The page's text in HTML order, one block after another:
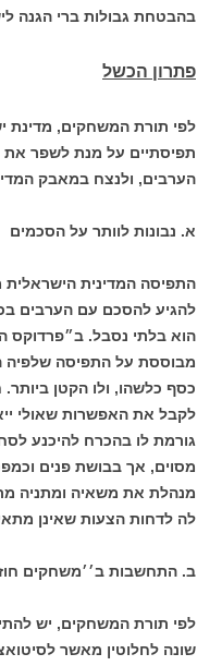
בהבטחת גבולות ברי הגנה
פתרון הכשל
לפי תורת המשחקים, מדינת
תפיסתיים על מנת לשפר
הערבים, ולנצח במאבק
א. נבונות לוותר על הסכמים
התפיסה המדינית
להגיע להסכם עם הערבים
הוא בלתי נסבל. ב״פרדוקס
מבוססת על התפיסה
כסף כלשהו, ולו הקטן
לקבל את האפשרות שאולי
גורמת לו בהכרח להיכנע
מסוים, אך בבושת פנים
מנהלת את משאיה ומתניה
לה לדחות הצעות שאינן
ב. התחשבות ב׳׳משחקים
לפי תורת המשחקים, יש
שונה לחלוטין מאשר